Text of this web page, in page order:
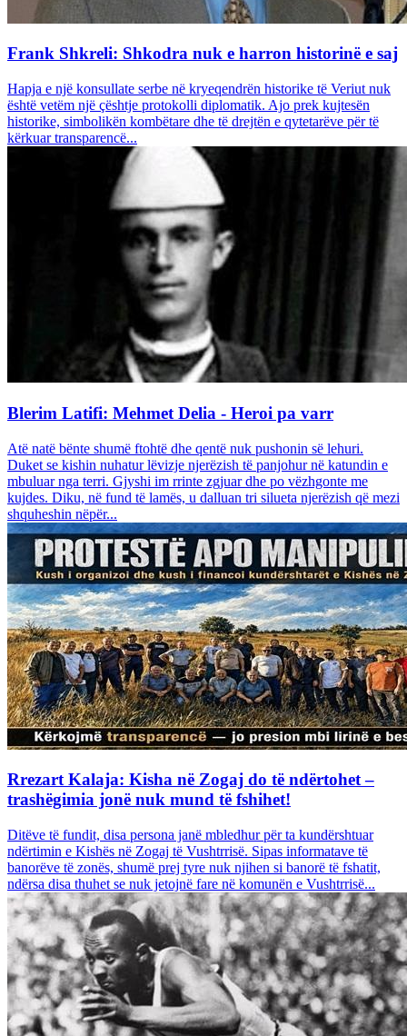
Frank Shkreli: Shkodra nuk e harron historinë e saj
Hapja e një konsullate serbe në kryeqendrën historike të Veriut nuk
është vetëm një çështje protokolli diplomatik. Ajo prek kujtesën
historike, simbolikën kombëtare dhe të drejtën e qytetarëve për të
kërkuar transparencë...
Blerim Latifi: Mehmet Delia - Heroi pa varr
Atë natë bënte shumë ftohtë dhe qentë nuk pushonin së lehuri.
Duket se kishin nuhatur lëvizje njerëzish të panjohur në katundin e
mbuluar nga terri. Gjyshi im rrinte zgjuar dhe po vëzhgonte me
kujdes. Diku, në fund të lamës, u dalluan tri silueta njerëzish që mezi
shquheshin nëpër...
Rrezart Kalaja: Kisha në Zogaj do të ndërtohet –
trashëgimia jonë nuk mund të fshihet!
Ditëve të fundit, disa persona janë mbledhur për ta kundërshtuar
ndërtimin e Kishës në Zogaj të Vushtrrisë. Sipas informatave të
banorëve të zonës, shumë prej tyre nuk njihen si banorë të fshatit,
ndërsa disa thuhet se nuk jetojnë fare në komunën e Vushtrrisë...